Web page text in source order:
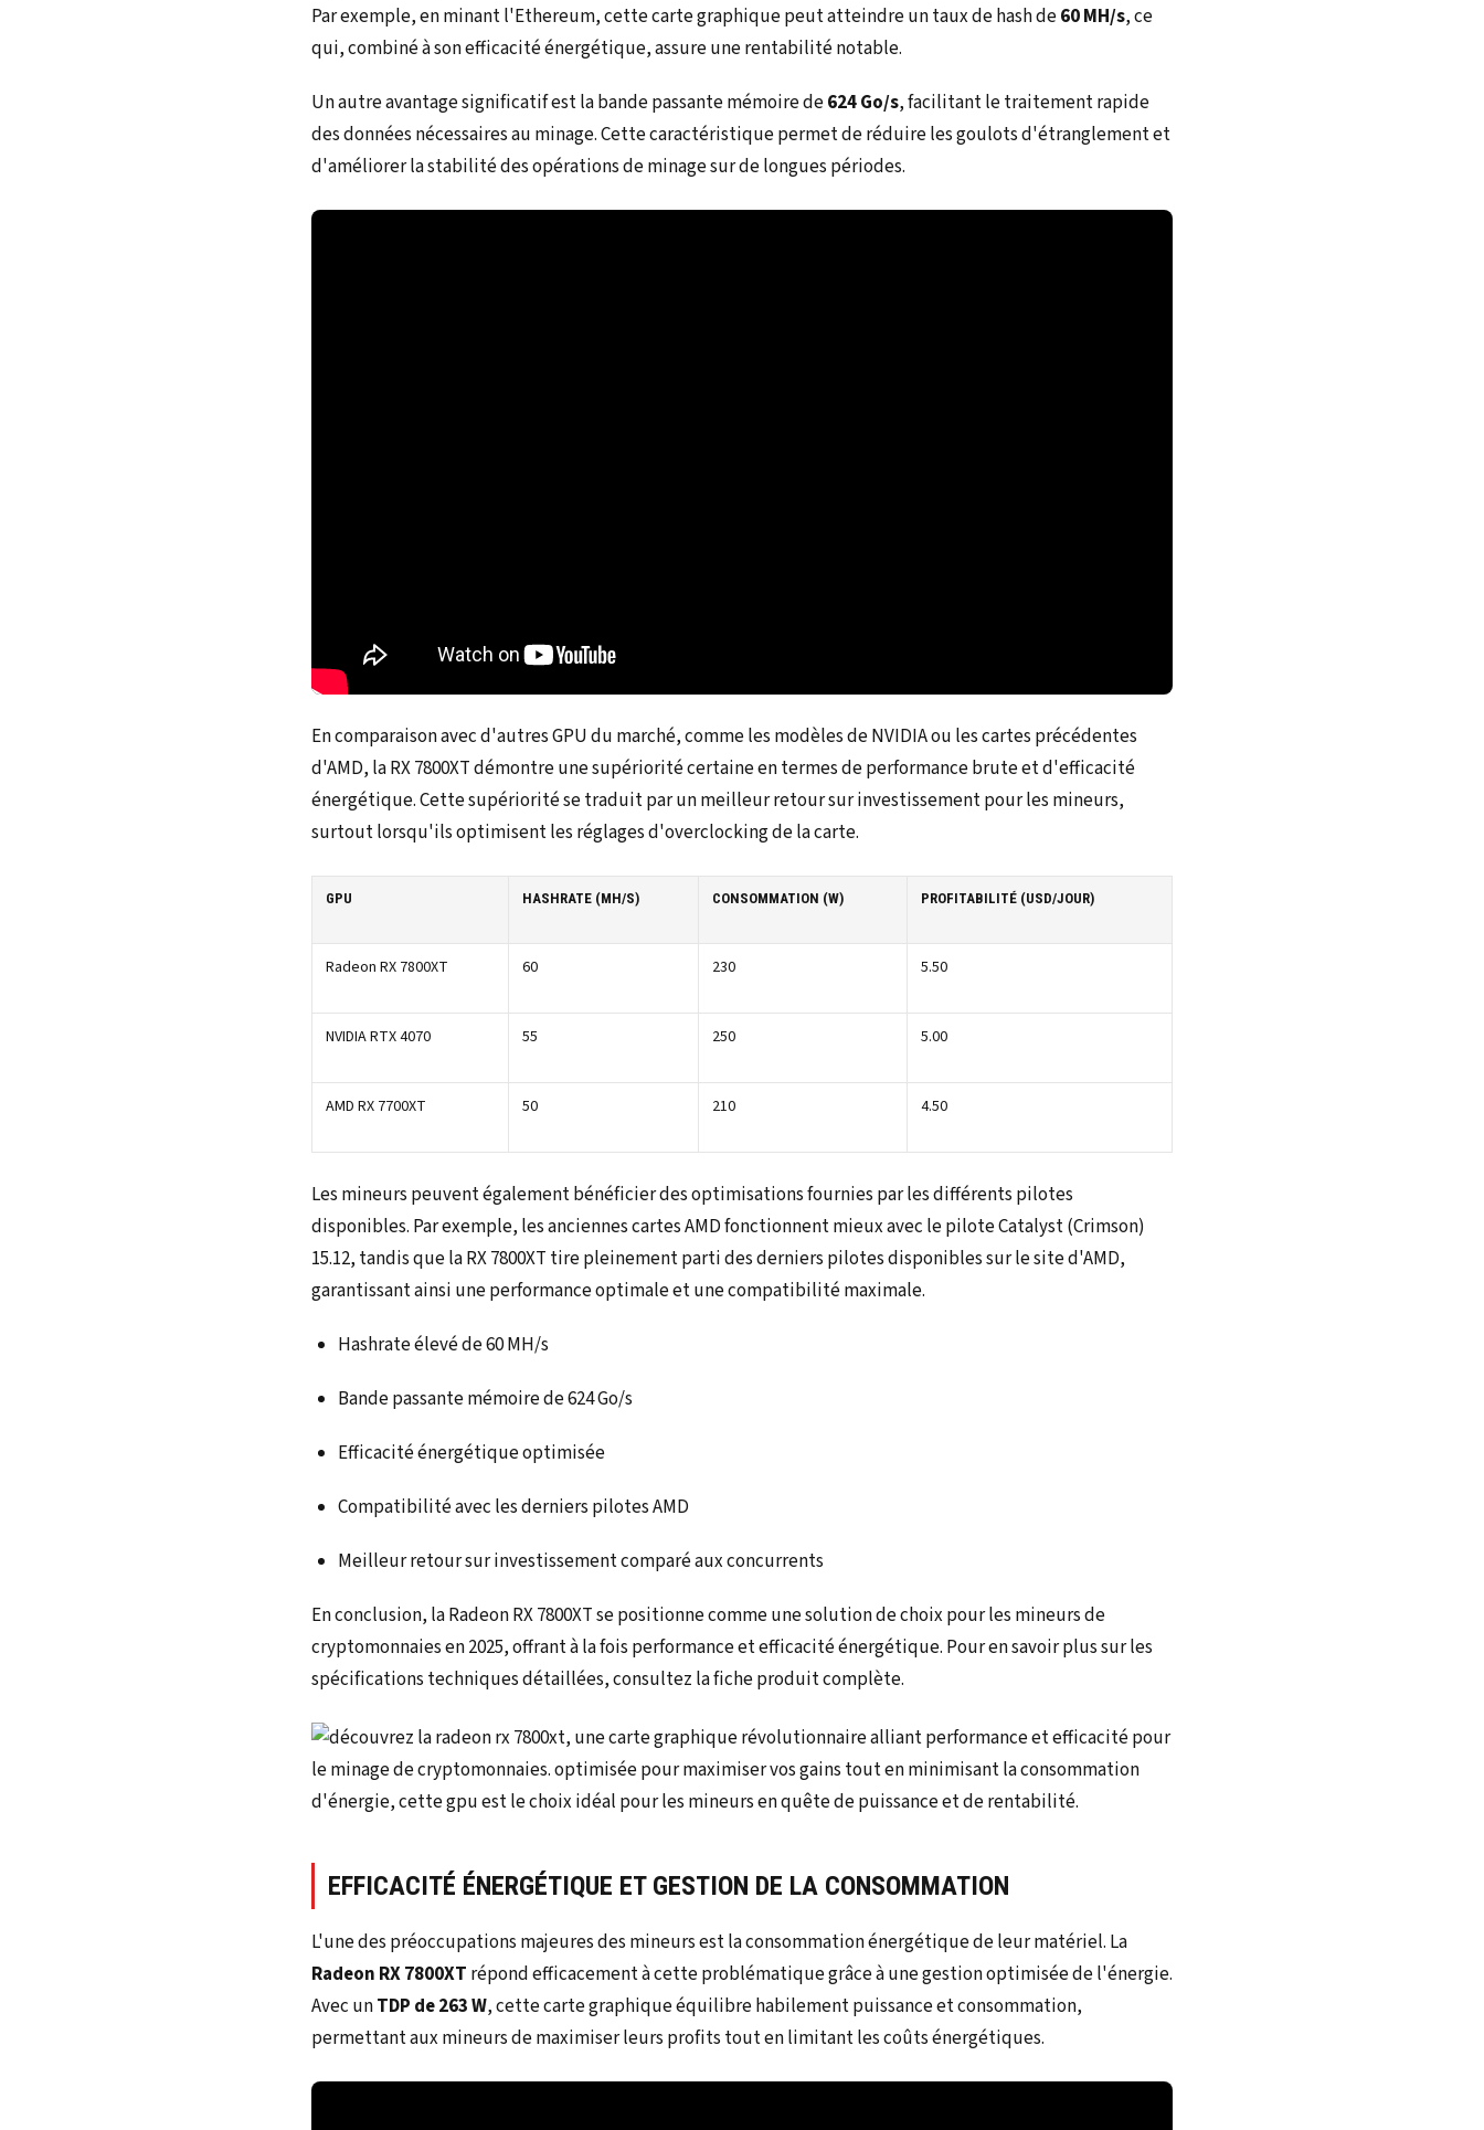
Par exemple, en minant l'Ethereum, cette carte graphique peut atteindre un taux de hash de60 MH/s, ce
qui, combiné à son efficacité énergétique, assure une rentabilité notable.
Un autre avantage significatif est la bande passante mémoire de624 Go/s, facilitant le traitement rapide
des données nécessaires au minage. Cette caractéristique permet de réduire les goulots d'étranglement et
d'améliorer la stabilité des opérations de minage sur de longues périodes.
En comparaison avec d'autres GPU du marché, comme les modèles de NVIDIA ou les cartes précédentes
d'AMD, la RX 7800XT démontre une supériorité certaine en termes de performance brute et d'efficacité
énergétique. Cette supériorité se traduit par un meilleur retour sur investissement pour les mineurs,
surtout lorsqu'ils optimisent les réglages d'overclocking de la carte.
GPU HASHRATE (MH/S) CONSOMMATION (W) PROFITABILITÉ (USD/JOUR)
Radeon RX 7800XT 60 230 5.50
NVIDIA RTX 4070 55 250 5.00
AMD RX 7700XT 50 210 4.50
Les mineurs peuvent également bénéficier des optimisations fournies par les différents pilotes
disponibles. Par exemple, les anciennes cartes AMD fonctionnent mieux avec le pilote Catalyst (Crimson)
15.12, tandis que la RX 7800XT tire pleinement parti des derniers pilotes disponibles sur le site d'AMD,
garantissant ainsi une performance optimale et une compatibilité maximale.
Hashrate élevé de 60 MH/s
Bande passante mémoire de 624 Go/s
Efficacité énergétique optimisée
Compatibilité avec les derniers pilotes AMD
Meilleur retour sur investissement comparé aux concurrents
En conclusion, la Radeon RX 7800XT se positionne comme une solution de choix pour les mineurs de
cryptomonnaies en 2025, offrant à la fois performance et efficacité énergétique. Pour en savoir plus sur les
spécifications techniques détaillées, consultez la fiche produit complète.
EFFICACITÉ ÉNERGÉTIQUE ET GESTION DE LA CONSOMMATION
L'une des préoccupations majeures des mineurs est la consommation énergétique de leur matériel. La
Radeon RX 7800XT répond efficacement à cette problématique grâce à une gestion optimisée de l'énergie.
Avec unTDP de 263 W, cette carte graphique équilibre habilement puissance et consommation,
permettant aux mineurs de maximiser leurs profits tout en limitant les coûts énergétiques.